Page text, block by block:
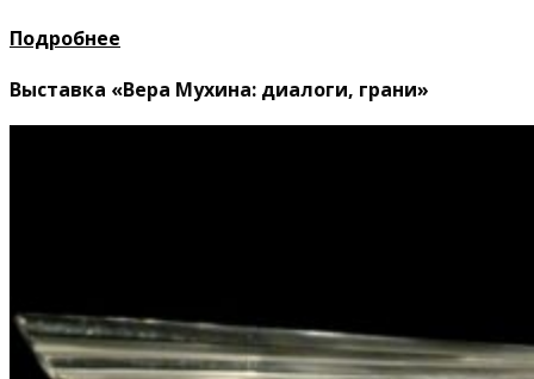
Подробнее
Выставка «Вера Мухина: диалоги, грани»